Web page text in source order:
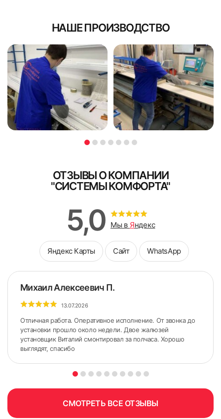
НАШЕ ПРОИЗВОДСТВО
ОТЗЫВЫ О КОМПАНИИ
"СИСТЕМЫ КОМФОРТА"
5,0 Мы в Яндекс
Яндекс Карты Сайт WhatsApp
Михаил Алексеевич П.
13.07.2026
Отличная работа. Оперативное исполнение. От звонка до
установки прошло около недели. Двое жалюзей
установщик Виталий смонтировал за полчаса. Хорошо
выглядят, спасибо
СМОТРЕТЬ ВСЕ ОТЗЫВЫ